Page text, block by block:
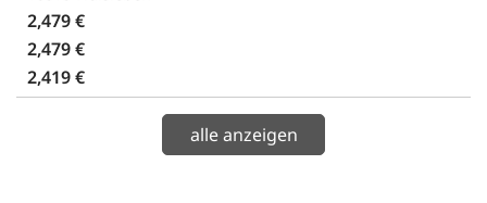
2,479 €
2,479 €
2,419 €
alle anzeigen